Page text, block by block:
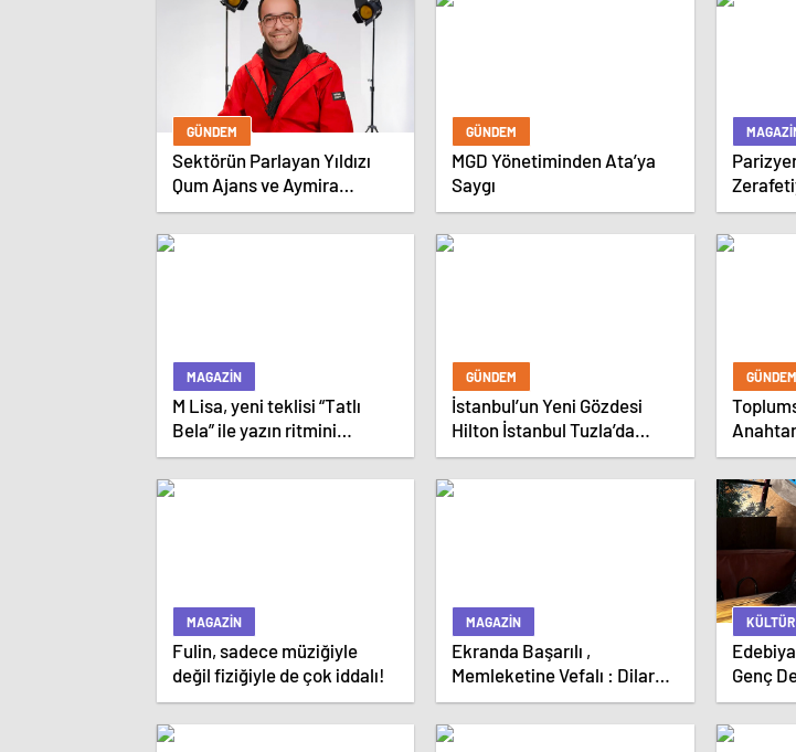
GÜNDEM
Sektörün Parlayan Yıldızı
Qum Ajans ve Aymira
Fotoğrafçılık, Türkiye
Geneline Hizmet Ağını
Genişletiyor
GÜNDEM
MGD Yönetiminden Ata’ya
Saygı
MAGAZIN
M Lisa, yeni teklisi “Tatlı
Bela” ile yazın ritmini
belirlemeye hazırlanıyor.
GÜNDEM
İstanbul’un Yeni Gözdesi
Hilton İstanbul Tuzla’da
Yıldızlar Geçidi!
GÜNDEM
MAGAZIN
Fulin, sadece müziğiyle
değil fiziğiyle de çok iddalı!
MAGAZIN
Ekranda Başarılı ,
Memleketine Vefalı : Dilara
İncebacak
Genç
Engin